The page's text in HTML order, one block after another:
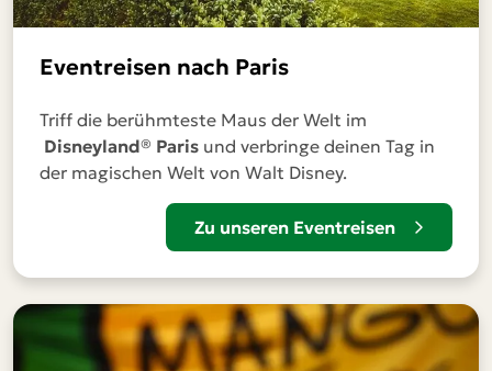
Eventreisen nach Paris
Triff die berühmteste Maus der Welt im
Disneyland® Paris und verbringe deinen Tag in
der magischen Welt von Walt Disney.
Zu unseren Eventreisen